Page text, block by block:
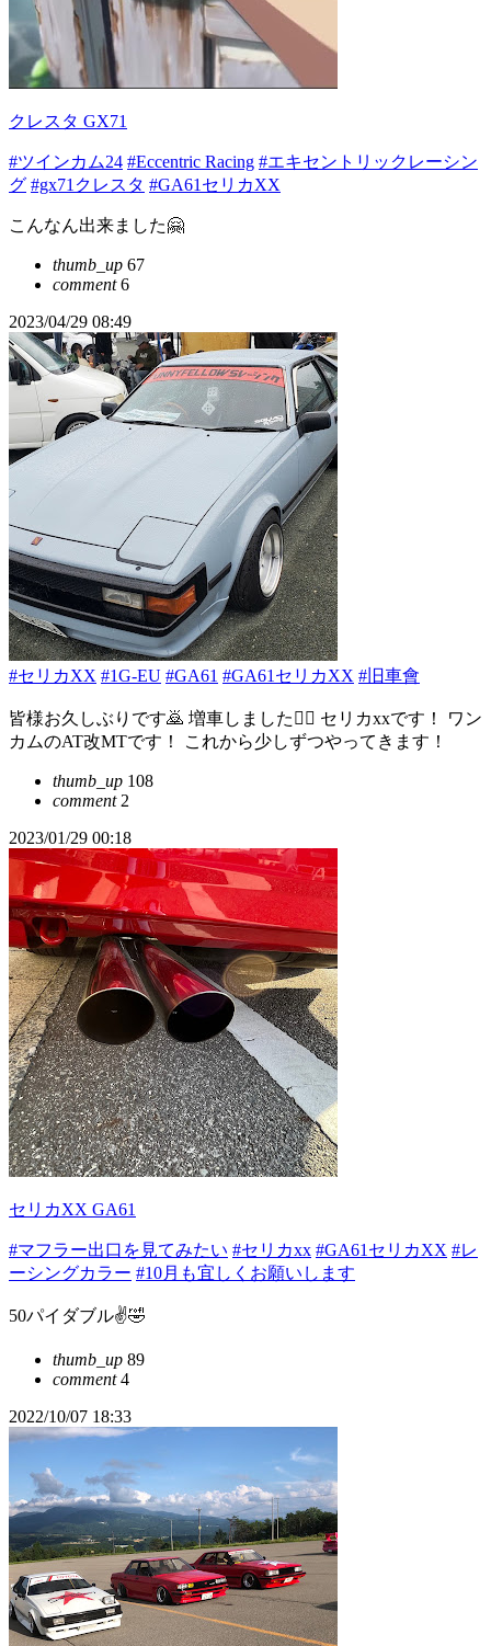
クレスタ GX71
#ツインカム24 #Eccentric Racing #エキセントリックレーシン
グ #gx71クレスタ #GA61セリカXX
こんなん出来ました🤗
thumb_up 67
comment6
2023/04/29 08:49
#セリカXX #1G-EU #GA61 #GA61セリカXX #旧車會
皆様お久しぶりです🙇 増車しました🙆‍♂️ セリカxxです！ ワン
カムのAT改MTです！ これから少しずつやってきます！
thumb_up 108
comment2
2023/01/29 00:18
セリカXX GA61
#マフラー出口を見てみたい #セリカxx #GA61セリカXX #レ
ーシングカラー #10月も宜しくお願いします
50パイダブル✌️🤣
thumb_up 89
comment4
2022/10/07 18:33